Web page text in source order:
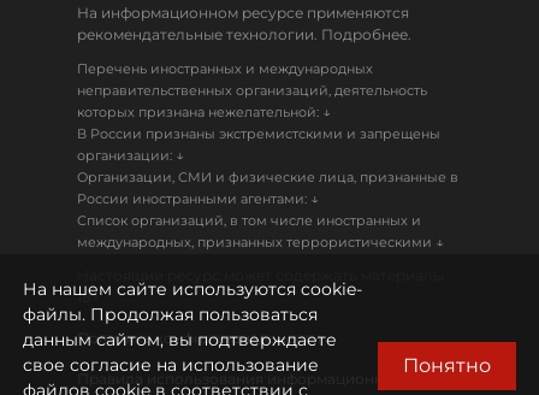
На информационном ресурсе применяются
рекомендательные технологии. Подробнее.
Перечень иностранных и международных
неправительственных организаций, деятельность
которых признана нежелательной: ↓
В России признаны экстремистскими и запрещены
организации: ↓
Организации, СМИ и физические лица, признанные в
России иностранными агентами: ↓
Список организаций, в том числе иностранных и
международных, признанных террористическими ↓
18+
Политика конфиденциальности
Правила использования информационных
На нашем сайте используются cookie-
файлы. Продолжая пользоваться
данным сайтом, вы подтверждаете
свое согласие на использование
файлов cookie в соответствии с
Понятно